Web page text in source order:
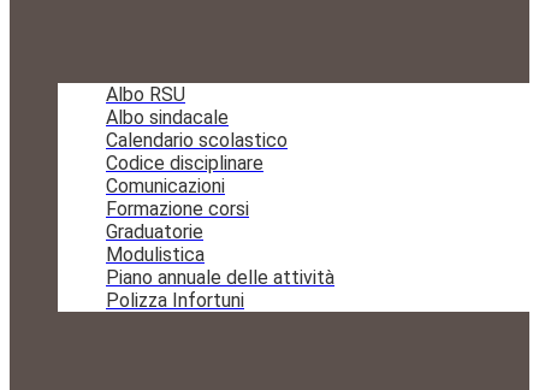
Albo RSU
Albo sindacale
Calendario scolastico
Codice disciplinare
Comunicazioni
Formazione corsi
Graduatorie
Modulistica
Piano annuale delle attività
Polizza Infortuni